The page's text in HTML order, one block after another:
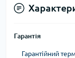
Гарантія
Гарантійний